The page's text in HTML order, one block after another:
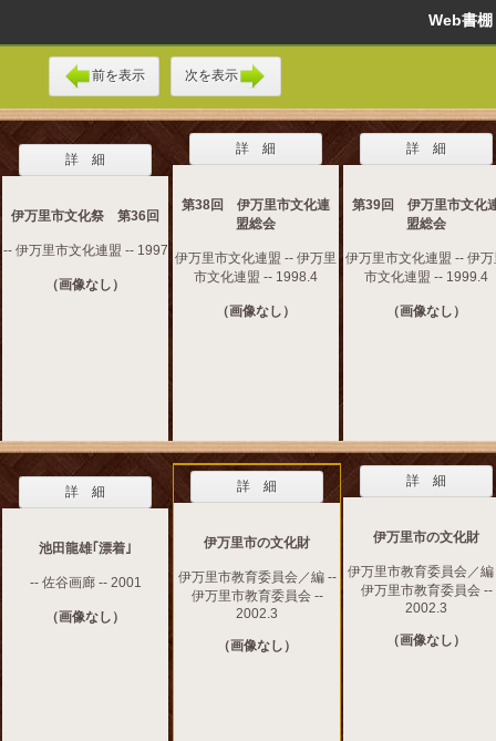
Web書
前を表示 次を表示
詳 細
伊万里市文化祭 第36回
-- 伊万里市文化連盟 -- 1997
（画像なし）
詳 細
第38回 伊万里市文化連
盟総会
伊万里市文化連盟 -- 伊万里
市文化連盟 -- 1998.4
（画像なし）
詳 細
第39回 伊万里市文化
盟総会
伊万里市文化連盟 -- 伊
市文化連盟 -- 1999.4
（画像なし）
詳 細
池田龍雄｢漂着｣
-- 佐谷画廊 -- 2001
（画像なし）
詳 細
伊万里市の文化財
伊万里市教育委員会／編 --
伊万里市教育委員会 --
2002.3
（画像なし）
詳 細
伊万里市の文化財
伊万里市教育委員会／編
伊万里市教育委員会 --
2002.3
（画像なし）